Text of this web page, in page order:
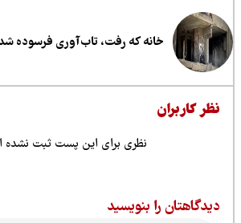
خانه که رفت، تاب‌آوری فرسوده شد
کاربران
نظری برای این پست ثبت نشده است.
را بنویسید